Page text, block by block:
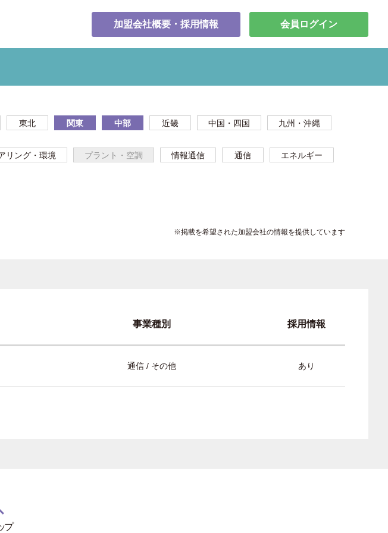
加盟会社概要・採用情報 会員ログイン
東北 関東 中部 近畿 中国・四国 九州・沖縄
リング・環境 プラント・空調 情報通信 通信 エネルギー
※掲載を希望された加盟会社の情報を提供しています
事業種別 採用情報
通信 / その他 あり
プ